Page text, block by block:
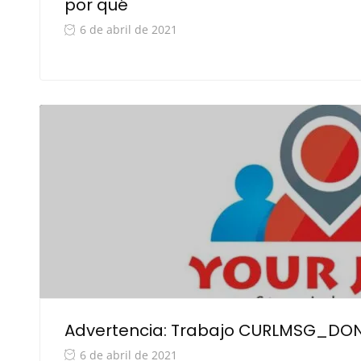
por qué
6 de abril de 2021
Advertencia: Trabajo
6 de abril de 2021